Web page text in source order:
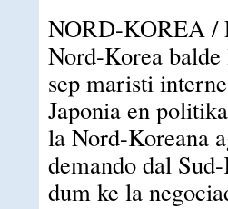
NORD-KOREA
Nord-Korea
sep maristi
Japonia en
la Nord-Koreana
demando dal
dum ke la